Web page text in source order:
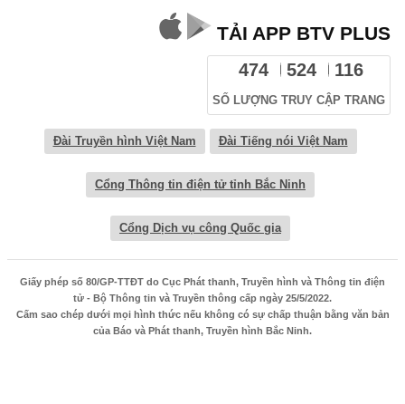
TẢI APP BTV PLUS
474 524 116
SỐ LƯỢNG TRUY CẬP TRANG
Đài Truyền hình Việt Nam Đài Tiếng nói Việt Nam
Cổng Thông tin điện tử tỉnh Bắc Ninh
Cổng Dịch vụ công Quốc gia
Giấy phép số 80/GP-TTĐT do Cục Phát thanh, Truyền hình và Thông tin điện
tử - Bộ Thông tin và Truyền thông cấp ngày 25/5/2022.
Cấm sao chép dưới mọi hình thức nếu không có sự chấp thuận bằng văn bản
của Báo và Phát thanh, Truyền hình Bắc Ninh.